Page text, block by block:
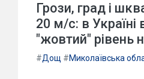
Грози, град і
20 м/с: в Україні
"жовтий" рівень
#Дощ #Миколаївська